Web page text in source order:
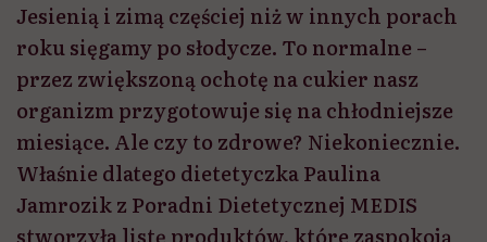
Jesienią i zimą częściej niż w innych porach
roku sięgamy po słodycze. To normalne –
przez zwiększoną ochotę na cukier nasz
organizm przygotowuje się na chłodniejsze
miesiące. Ale czy to zdrowe? Niekoniecznie.
Właśnie dlatego dietetyczka Paulina
Jamrozik z Poradni Dietetycznej MEDIS